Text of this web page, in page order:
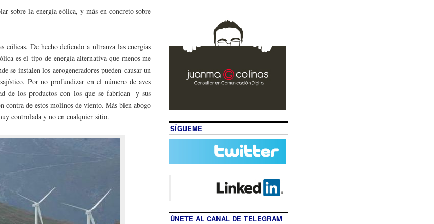
sobre la energía eólica, y más en concreto sobre
eólicas. De hecho defiendo a ultranza las energías
es el tipo de energía alternativa que menos me
se instalen los aerogeneradores pueden causar un
Por no profundizar en el número de aves
de los productos con los que se fabrican -y sus
contra de estos molinos de viento. Más bien abogo
controlada y no en cualquier sitio.
SÍGUEME
ÚNETE AL CANAL DE TELEGRAM